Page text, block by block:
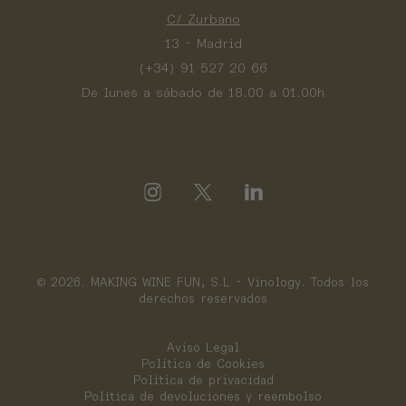
C/ Zurbano
13 - Madrid
(+34) 91 527 20 66
De lunes a sábado de 18.00 a 01.00h
© 2026. MAKING WINE FUN, S.L - Vinology. Todos los
derechos reservados
Aviso Legal
Política de Cookies
Política de privacidad
Política de devoluciones y reembolso